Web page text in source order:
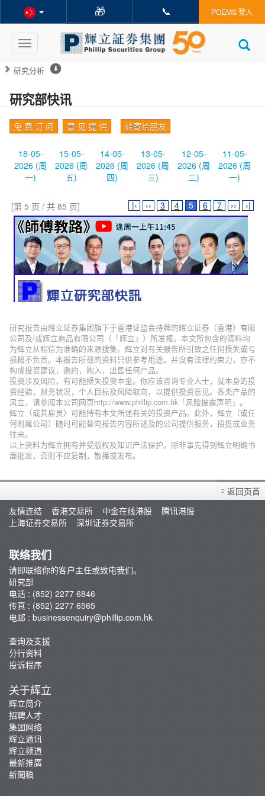
🎁 📞 POEMS 登入
Toggle
navigation
研究分析
研究部快讯
免 费 订 阅 意 见 提 供 转寄给朋友
18-05-
2026 (周
一)
15-05-
2026 (周
五)
14-05-
2026 (周
四)
13-05-
2026 (周
三)
12-05-
2026 (周
二)
11-05-
2026 (周
一)
[第 5 页 / 共 85 页] |‹ ‹‹ 3 4 5 6 7 ›› ›|
研究报告由辉立证券集团旗下于香港证监会持牌的辉立证券（香港）有限
公司及/或辉立商品有限公司（「辉立」）所发报。本文所包含的资料均
为辉立从相信为准确的来源搜集。辉立对有关报告所引致之任何损失或亏
损概不负责。本报告所载的资料只供参考用途，并没有法律约束力，亦不
构成投资建议，邀约，购入，出售任何产品。
投资涉及风险，有可能损失投资本金。你应该咨询专业人士，就本身的投
资经验，财务状况，个人目标及风险取向，以提供投资意见。各类产品的
风立，请参阅本公司网页http://www.phillip.com.hk「风险披露声明」。
辉立（或其雇员）可能持有本文所述有关的投资产品。此外，辉立（或任
何附属公司）随时可能替向报告内容所述及的公司提供服务，招揽或业务
往来。
以上资料为辉立拥有并受版权及知识产法保护。除非事先得到辉立明确书
面批准，否则不应复制，散播或发布。
返回页首
友情连结
香港交易所 中金在线港股
腾讯港股
上海证券交易所
深圳证券交易所
联络我们
请即联络你的客户主任或致电我们。
研究部
电话 : (852) 2277 6846
传真 : (852) 2277 6565
电邮 : businessenquiry@phillip.com.hk
查询及支援
分行资料
投诉程序
关于辉立
辉立简介
招聘人才
集团网络
辉立通讯
辉立频道
最新推廣
新聞稿